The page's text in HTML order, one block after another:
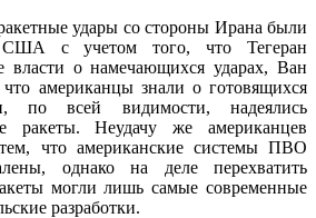
удары со стороны Ирана были
с учетом того, что Тегеран
власти о намечающихся ударах, Ван
американцы знали о готовящихся
по всей видимости, надеялись
ракеты. Неудачу же американцев
тем, что американские системы ПВО
однако на деле перехватить
могли лишь самые современные
разработки.